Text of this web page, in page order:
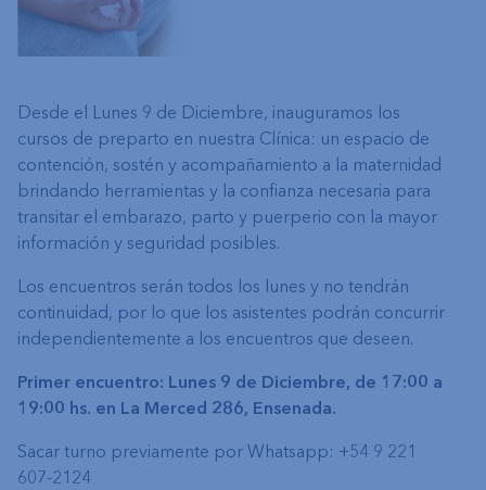
Desde el Lunes 9 de Diciembre, inauguramos los
cursos de preparto en nuestra Clínica: un espacio de
contención, sostén y acompañamiento a la maternidad
brindando herramientas y la confianza necesaria para
transitar el embarazo, parto y puerperio con la mayor
información y seguridad posibles.
Los encuentros serán todos los lunes y no tendrán
continuidad, por lo que los asistentes podrán concurrir
independientemente a los encuentros que deseen.
Primer encuentro: Lunes 9 de Diciembre, de 17:00 a
19:00 hs. en La Merced 286, Ensenada.
Sacar turno previamente por Whatsapp: +54 9 221
607-2124